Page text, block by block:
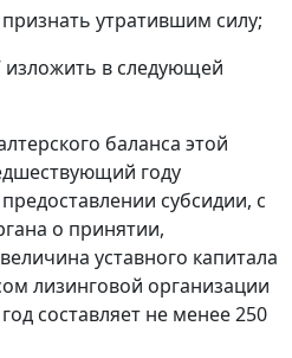
утратившим силу;
изложить в следующей
баланса этой
году
субсидии, с
о принятии,
уставного капитала
лизинговой организации
составляет не менее 250